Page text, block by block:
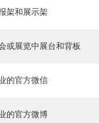
架和展示架
或展览中展台和背板
的官方微信
的官方微博